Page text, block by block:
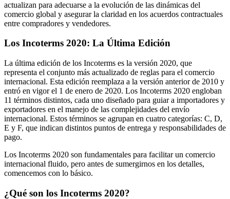
actualizan para adecuarse a la evolución de las dinámicas del
comercio global y asegurar la claridad en los acuerdos contractuales
entre compradores y vendedores.
Los Incoterms 2020: La Última Edición
La última edición de los Incoterms es la versión 2020, que
representa el conjunto más actualizado de reglas para el comercio
internacional. Esta edición reemplaza a la versión anterior de 2010 y
entró en vigor el 1 de enero de 2020. Los Incoterms 2020 engloban
11 términos distintos, cada uno diseñado para guiar a importadores y
exportadores en el manejo de las complejidades del envío
internacional. Estos términos se agrupan en cuatro categorías: C, D,
E y F, que indican distintos puntos de entrega y responsabilidades de
pago.
Los Incoterms 2020 son fundamentales para facilitar un comercio
internacional fluido, pero antes de sumergirnos en los detalles,
comencemos con lo básico.
¿Qué son los Incoterms 2020?